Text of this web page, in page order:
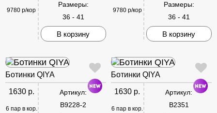
9780 р/кор
Размеры:
36 - 41
В корзину
9780 р/кор
Размеры:
36 - 41
В корзину
Ботинки QIYA
1630 р.
6 пар в кор.
Артикул:
B9228-2
Ботинки QIYA
1630 р.
6 пар в кор.
Артикул:
B2351